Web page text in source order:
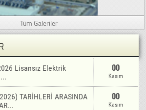
Tüm Galeriler
Lisansız Elektrik
TARİHLERİ ARASINDA
00
Kasım
TARİHLERİ ARASINDA
00
Kasım